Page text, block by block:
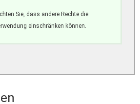
Sie, dass andere Rechte die
einschränken können.